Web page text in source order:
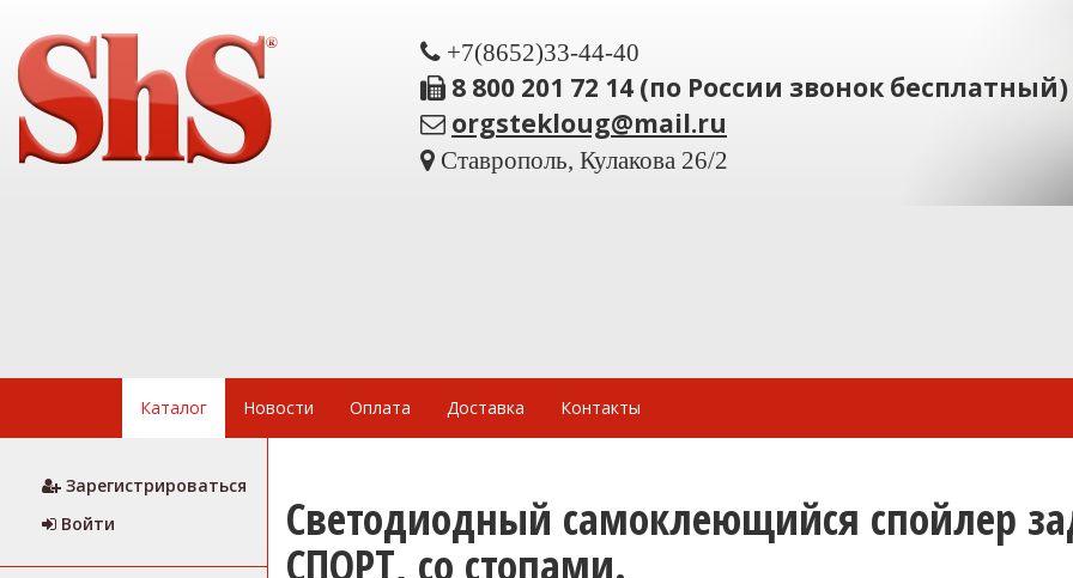
+7(8652)33-44-40
8 800 201 72 14 (по России звонок бесплатный)
orgstekloug@mail.ru
Ставрополь, Кулакова 26/2
Каталог Новости Оплата Доставка Контакты
Светодиодный самоклеющийся спойлер
СПОРТ, со стопами.
Зарегистрироваться
Войти